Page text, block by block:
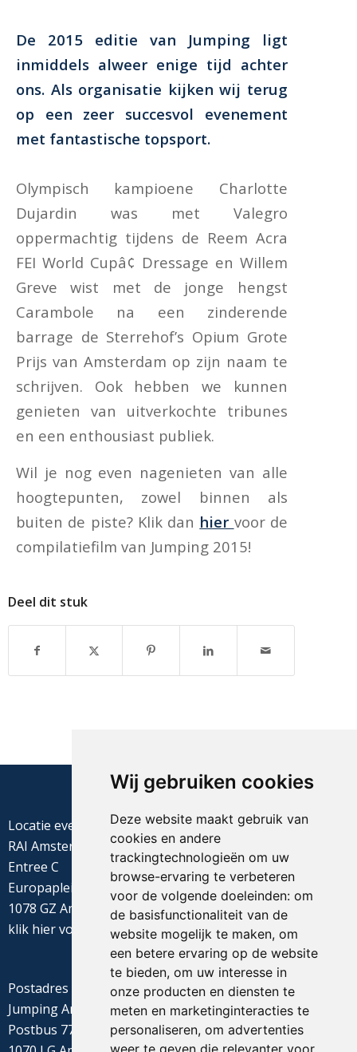
Wij gebruiken cookies
Deze website maakt gebruik van
cookies en andere
trackingtechnologieën om uw
browse-ervaring te verbeteren
voor de volgende doeleinden: om
de basisfunctionaliteit van de
website mogelijk te maken, om
een betere ervaring op de website
te bieden, om uw interesse in
onze producten en diensten te
meten en marketinginteracties te
personaliseren, om advertenties
weer te geven die relevanter voor
De 2015 editie van Jumping ligt
inmiddels alweer enige tijd achter
ons. Als organisatie kijken wij terug
op een zeer succesvol evenement
met fantastische topsport.
Olympisch kampioene Charlotte
Dujardin was met Valegro
oppermachtig tijdens de Reem Acra
FEI World Cupâ¢ Dressage en Willem
Greve wist met de jonge hengst
Carambole na een zinderende
barrage de Sterrehof’s Opium Grote
Prijs van Amsterdam op zijn naam te
schrijven. Ook hebben we kunnen
genieten van uitverkochte tribunes
en een enthousiast publiek.
Wil je nog even nagenieten van alle
hoogtepunten, zowel binnen als
buiten de piste? Klik dan hier voor de
compilatiefilm van Jumping 2015!
Deel dit stuk
Locatie evenement
RAI Amsterdam
Entree C
Europaplein 22
1078 GZ Amsterdam
klik hiervoor de routebeschrijving
Postadres
Jumping Amsterdam
Postbus 77655